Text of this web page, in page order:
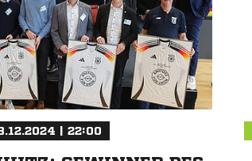
| 22:00